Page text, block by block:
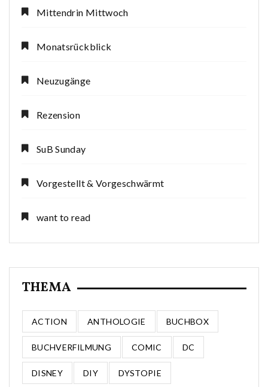
Mittendrin Mittwoch
Monatsrückblick
Neuzugänge
Rezension
SuB Sunday
Vorgestellt & Vorgeschwärmt
want to read
THEMA
ACTION ANTHOLOGIE BUCHBOX
BUCHVERFILMUNG COMIC DC
DISNEY DIY DYSTOPIE